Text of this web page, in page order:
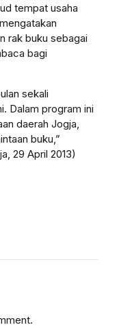
tempat usaha
rak buku sebagai
bagi
sekali
Dalam program ini
daerah Jogja,
buku,”
29 April 2013)